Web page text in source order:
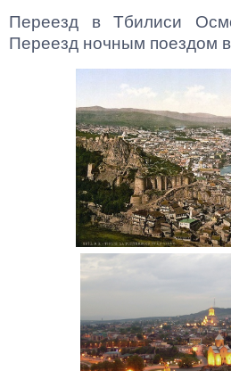
Переезд в Тбилиси
Переезд ночным поездом в